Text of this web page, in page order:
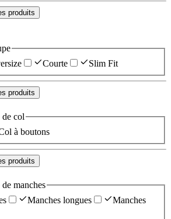
produits
Courte Slim Fit
produits
de col
à boutons
produits
manches
Manches longues
Manches